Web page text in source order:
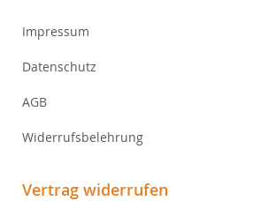
Impressum
Datenschutz
AGB
Widerrufsbelehrung
Vertrag widerrufen